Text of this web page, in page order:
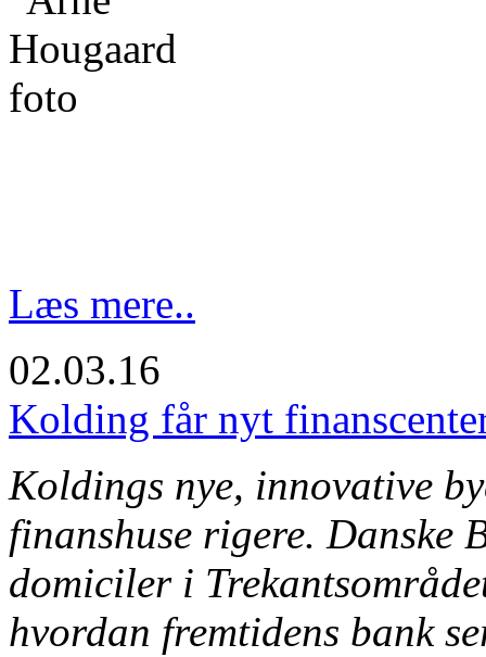
Læs mere..
02.03.16
Kolding får nyt
Koldings nye, innovative
finanshuse rigere. Danske
domiciler i
hvordan fremtidens bank